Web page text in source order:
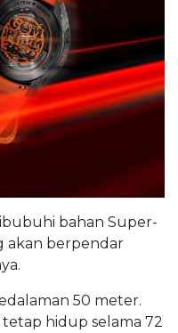
bahan Super-
akan berpendar
50 meter.
tetap hidup selama 72